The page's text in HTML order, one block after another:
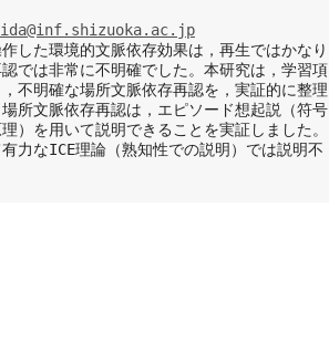
した環境的文脈依存効果は，再生ではかなり
では非常に不明確でした。本研究は，学習項
不明確な場所文脈依存再認を，実証的に整理
所文脈依存再認は，エピソード想起説（符号
）を用いて説明できることを実証しました。
力なICE理論（熟知性での説明）では説明不